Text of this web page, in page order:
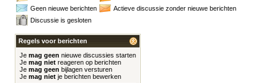
Geen nieuwe berichten
Actieve discussie zonder nieuwe berichten
Discussie is gesloten
Regels voor berichten
Je mag geen nieuwe discussies starten
Je mag niet reageren op berichten
Je mag geen bijlagen versturen
Je mag niet je berichten bewerken